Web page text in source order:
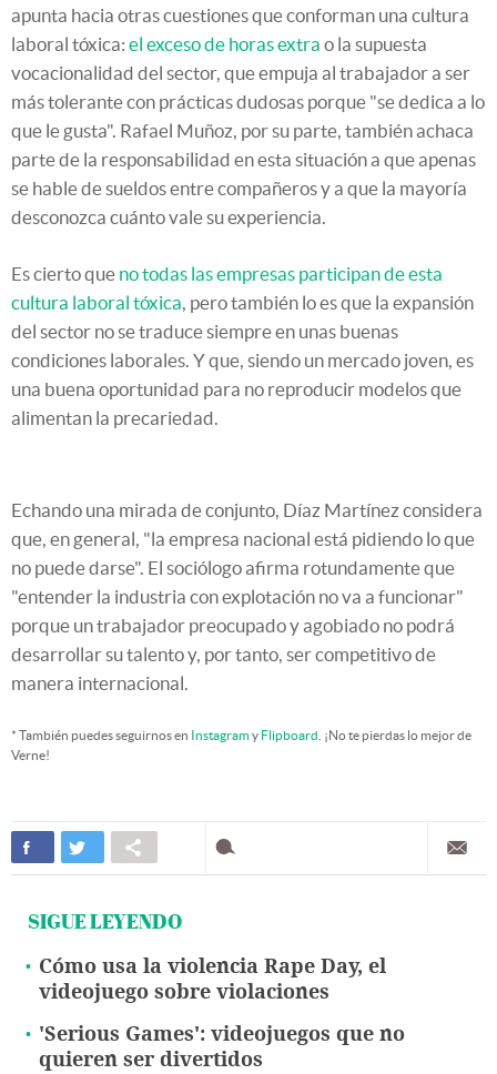
apunta hacia otras cuestiones que conforman una cultura
laboral tóxica: el exceso de horas extra o la supuesta
vocacionalidad del sector, que empuja al trabajador a ser
más tolerante con prácticas dudosas porque "se dedica a lo
que le gusta". Rafael Muñoz, por su parte, también achaca
parte de la responsabilidad en esta situación a que apenas
se hable de sueldos entre compañeros y a que la mayoría
desconozca cuánto vale su experiencia.
Es cierto que no todas las empresas participan de esta
cultura laboral tóxica, pero también lo es que la expansión
del sector no se traduce siempre en unas buenas
condiciones laborales. Y que, siendo un mercado joven, es
una buena oportunidad para no reproducir modelos que
alimentan la precariedad.
Echando una mirada de conjunto, Díaz Martínez considera
que, en general, "la empresa nacional está pidiendo lo que
no puede darse". El sociólogo afirma rotundamente que
"entender la industria con explotación no va a funcionar"
porque un trabajador preocupado y agobiado no podrá
desarrollar su talento y, por tanto, ser competitivo de
manera internacional.
* También puedes seguirnos en Instagramy Flipboard . ¡No te pierdas lo mejor de
Verne!
SIGUE LEYENDO
Cómo usa la violencia Rape Day, el
videojuego sobre violaciones
'Serious Games': videojuegos que no
quieren ser divertidos